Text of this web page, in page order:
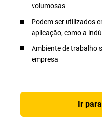
volumosas
Podem ser utilizados
aplicação, como a
Ambiente de trabalho
empresa
Ir